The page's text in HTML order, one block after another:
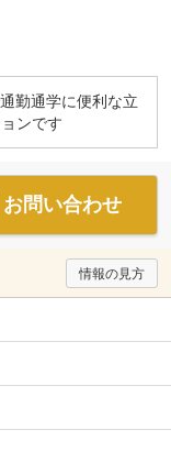
勤通学に便利な立
ンです
お問い合わせ
情報の見方